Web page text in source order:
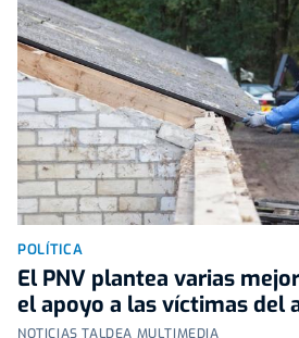
POLÍTICA
El PNV plantea varias
el apoyo a las víctimas del
NOTICIAS TALDEA MULTIMEDIA